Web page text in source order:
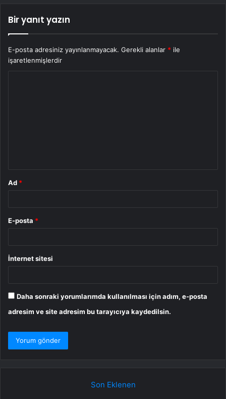
Bir yanıt yazın
E-posta adresiniz yayınlanmayacak. Gerekli alanlar * ile
işaretlenmişlerdir
Ad *
E-posta *
İnternet sitesi
Daha sonraki yorumlarımda kullanılması için adım, e-posta
adresim ve site adresim bu tarayıcıya kaydedilsin.
Son Eklenen